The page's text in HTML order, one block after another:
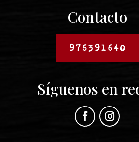
Contacto
976391640
Síguenos en